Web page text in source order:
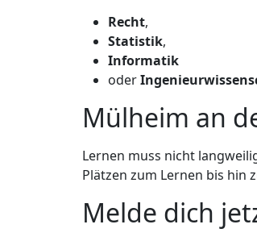
Recht,
Statistik,
Informatik
oder
Mülheim an
Lernen muss nicht
Plätzen zum Lernen bis hin
Melde dich